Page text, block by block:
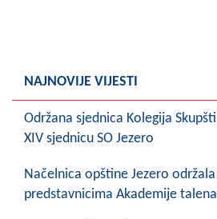
NAJNOVIJE VIJESTI
Održana sjednica Kolegija
XIV sjednicu SO Jezero
Načelnica opštine Jezero
predstavnicima Akademije